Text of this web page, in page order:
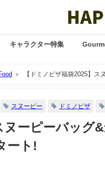
キャラクター特集
【ドミノピザ福袋2025】
スヌーピー ドミノピザ
ヌーピーバッグ
ート!